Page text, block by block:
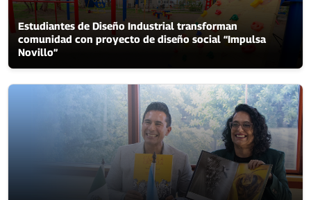
Estudiantes de Diseño Industrial transforman
comunidad con proyecto de diseño social “Impulsa
Novillo”